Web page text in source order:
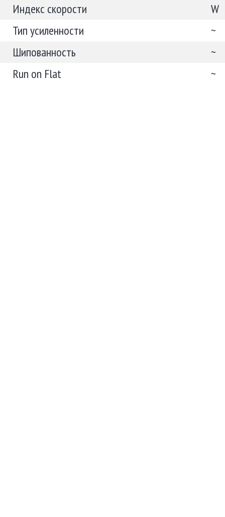
Индекс скорости
W
Тип усиленности
~
Шипованность
~
Run on Flat
~